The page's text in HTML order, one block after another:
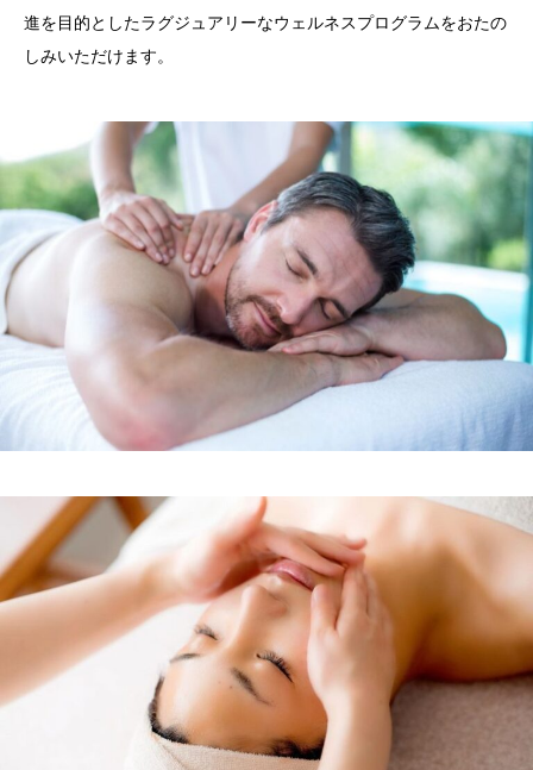
進を目的としたラグジュアリーなウェルネスプログラムをおたの
しみいただけます。